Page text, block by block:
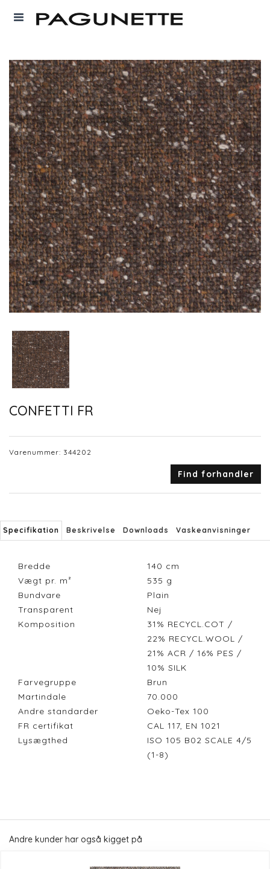
CONFETTI FR
Varenummer: 344202
Find forhandler
Specifikation Beskrivelse Downloads Vaskeanvisninger
Bredde 140 cm
Vægt pr. m²
535 g
Bundvare
Plain
Transparent
Nej
Komposition
31% RECYCL.COT /
22% RECYCL.WOOL /
21% ACR / 16% PES /
10% SILK
Farvegruppe
Brun
Martindale
70.000
Andre standarder
Oeko-Tex 100
FR certifikat
CAL 117, EN 1021
Lysægthed
ISO 105 B02 SCALE 4/5
(1-8)
Andre kunder har også kigget på